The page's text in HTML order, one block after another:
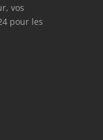
vos
pour les